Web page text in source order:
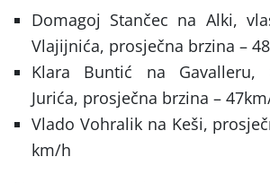
Domagoj Stančec na Alki,
Vlajijnića, prosječna brzina –
Klara Buntić na Gavalleru,
Jurića, prosječna brzina –
Vlado Vohralik na Keši,
km/h